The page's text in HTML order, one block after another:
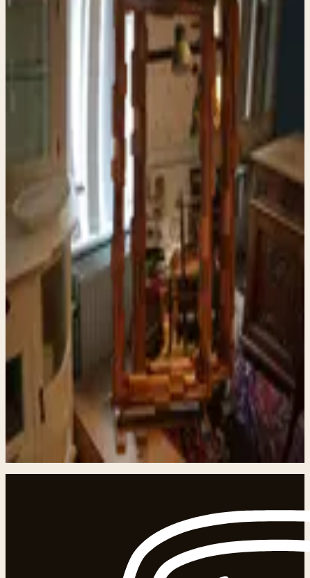
Decoratieve spiegel
rechthoekig 132 x 65cm
van resthout.
€ 99,00
Decoratieve staande spiegel rechthoekig – 132 × 65 cm –
handgemaakt van resthout Uniek. Robuust. Vol karakter.
Deze stoere, rechthoekige spiegel is met liefde in onze
eigen werkplaats in elkaar gezet uit zorgvuldig
geselecteerd resthout. Elke balk, elke hoek en elke
imperfectie vertelt een verhaal. Geen twee spiegels zijn
precies hetzelfde – dat maakt hem écht bijzonder. Het
ruwe, natuurlijke hout geeft een warme, industriële
touch die prachtig past in een landelijke woonkamer, een
stoere hal, een vintage interieur of gewoon bij dat ene
hoekje waar je iets speciaals wilde. De forse afmeting
(132 cm hoog × 65 cm breed) zorgt ervoor dat hij echt
aanwezig is, zonder te overheersen. - Handgemaakt in
Nederland - Volledig opgebouwd uit gerecycled/resthout
→ duurzaam & uniek - Stevig houten frame met
natuurlijke nerf en gebruikssporen - Vrijstaand of te
hangen (ophangmogelijkheden aanwezig) - Direct klaar
voor gebruik – geen montage nodig
In winkelwagen